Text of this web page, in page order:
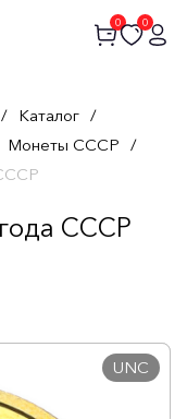
0 0
/ Каталог /
Монеты СССР /
СССР
UNC